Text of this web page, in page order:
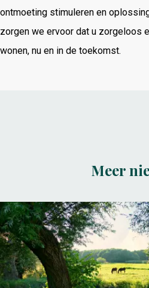
ontmoeting stimuleren en
zorgen we ervoor dat u zorgeloos
wonen, nu en in de toekomst.
Meer